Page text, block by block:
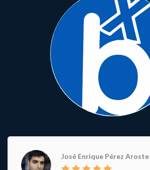
José Enrique Pérez Aroste